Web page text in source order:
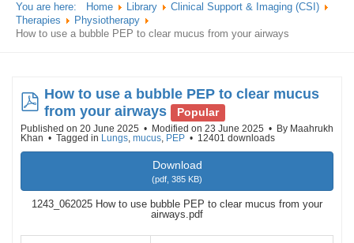
You are here: Home Library
Clinical Support & Imaging (CSI)
Therapies
Physiotherapy
How to use a bubble PEP to clear mucus from your airways
pdf
How to use a bubble PEP to clear mucus
from your airways
Popular
Published on 20 June 2025 Modified on 23 June 2025 By Maahrukh
Khan
Tagged in Lungs, mucus, PEP 12401 downloads
Download
(pdf, 385 KB)
1243_062025 How to use bubble PEP to clear mucus from your
airways.pdf